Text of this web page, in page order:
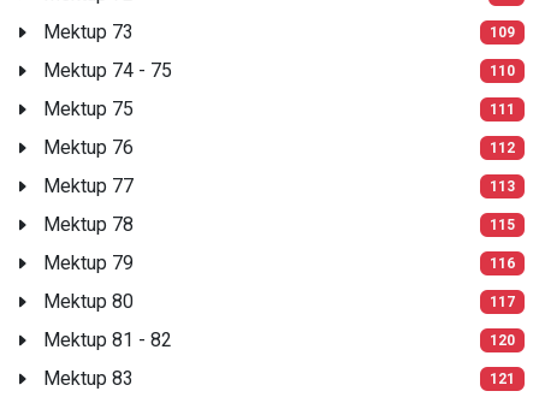
Mektup 73 109
Mektup 74 - 75 110
Mektup 75 111
Mektup 76 112
Mektup 77 113
Mektup 78 115
Mektup 79 116
Mektup 80 117
Mektup 81 - 82 120
Mektup 83 121